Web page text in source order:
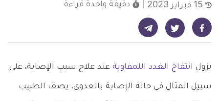
دقيقة واحدة قراءة
شارك على فيسبوك - ديلي ميديكال انفو شارك على تويتر - ديلي ميديكال انفو شارك على تيليجرام - ديلي ميديكال انفو
يزول انتفاخ الغدد اللمفاوية عند علاج سبب الإصابة، على
سبيل المثال في حالة الإصابة بالعدوى، يصف الطبيب